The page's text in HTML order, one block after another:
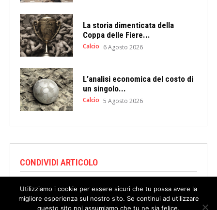
La storia dimenticata della
Coppa delle Fiere...
Calcio 6 Agosto 2026
L’analisi economica del costo di
un singolo...
Calcio 5 Agosto 2026
CONDIVIDI ARTICOLO
Utilizziamo i cookie per essere sicuri che tu possa avere la
migliore esperienza sul nostro sito. Se continui ad utilizzare
questo sito noi assumiamo che tu ne sia felice.